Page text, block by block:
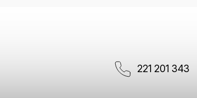
221 201 343